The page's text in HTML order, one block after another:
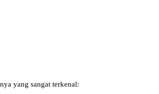
yang sangat terkenal: